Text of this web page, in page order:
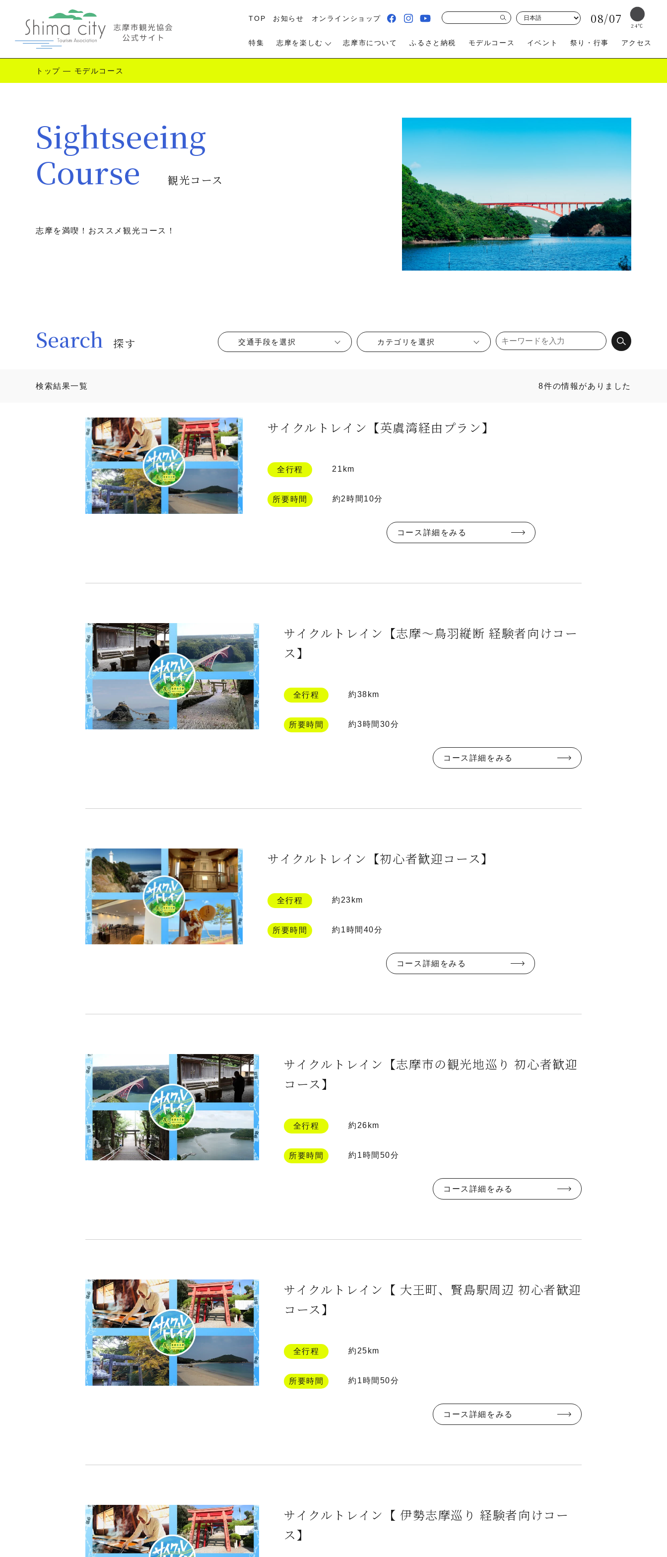
TOP お知らせ オンラインショップ 08/07 24℃
特集 志摩を楽しむ
Enjoy Shima
志摩を楽しむ
体験
志摩市について ふるさと納税 モデルコース イベント 祭り・行事 アクセス
トップ — モデルコース
Sightseeing
Course
観光コース
志摩を満喫！おススメ観光コース！
Search 探す 交通手段を選択 カテゴリを選択
検索結果一覧 8件の情報がありました
サイクルトレイン【英虞湾経由プラン】
全行程 21km
所要時間 約2時間10分
コース詳細をみる
サイクルトレイン【志摩～鳥羽縦断 経験者向けコー
ス】
全行程 約38km
所要時間 約3時間30分
コース詳細をみる
サイクルトレイン【初心者歓迎コース】
全行程 約23km
所要時間 約1時間40分
コース詳細をみる
サイクルトレイン【志摩市の観光地巡り 初心者歓迎
コース】
全行程 約26km
所要時間 約1時間50分
コース詳細をみる
サイクルトレイン【 大王町、賢島駅周辺 初心者歓迎
コース】
全行程 約25km
所要時間 約1時間50分
コース詳細をみる
サイクルトレイン【 伊勢志摩巡り 経験者向けコー
ス】